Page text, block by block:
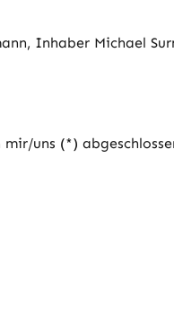
Inhaber Michael
uns (*)